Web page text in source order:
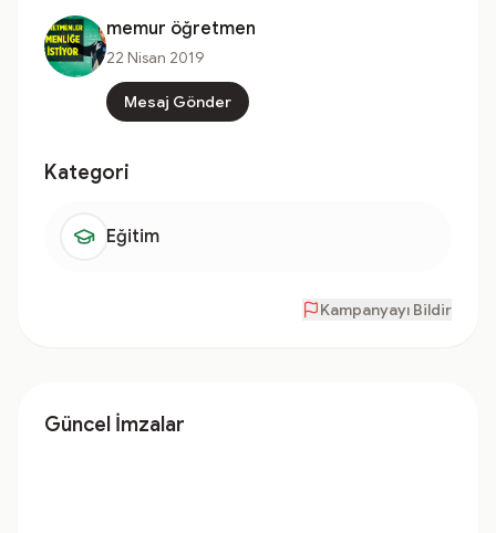
memur öğretmen
22 Nisan 2019
Mesaj Gönder
Kategori
Eğitim
Kampanyayı Bildir
Güncel İmzalar